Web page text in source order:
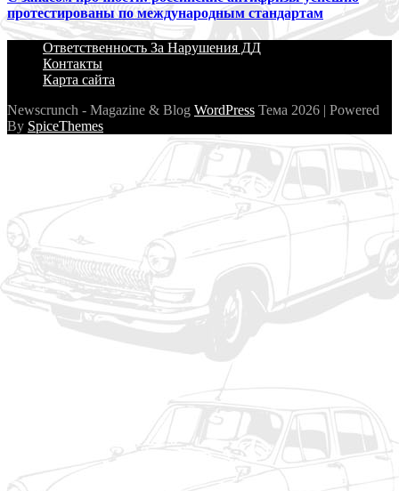
протестированы по международным стандартам
Ответственность За Нарушения ДД
Контакты
Карта сайта
Newscrunch - Magazine & Blog WordPress Тема 2026 | Powered
By SpiceThemes